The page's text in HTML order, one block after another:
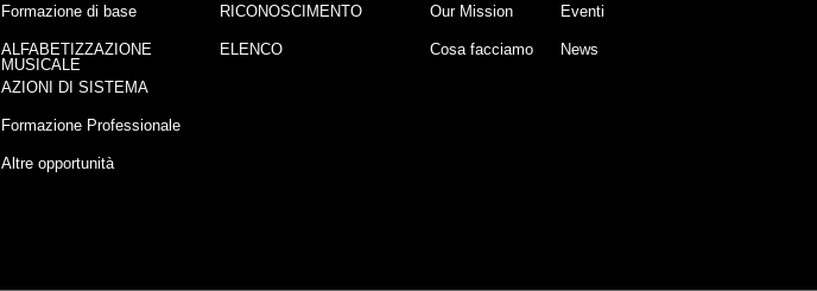
Formazione di base
ALFABETIZZAZIONE
MUSICALE
AZIONI DI SISTEMA
Formazione Professionale
Altre opportunità
RICONOSCIMENTO
ELENCO
Our Mission
Cosa facciamo
Eventi
News